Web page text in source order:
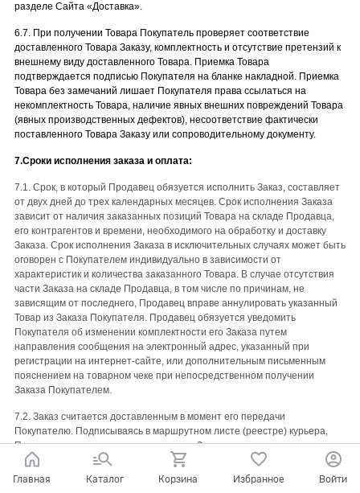
разделе Сайта «Доставка».
6.7. При получении Товара Покупатель проверяет соответствие
доставленного Товара Заказу, комплектность и отсутствие претензий к
внешнему виду доставленного Товара. Приемка Товара
подтверждается подписью Покупателя на бланке накладной. Приемка
Товара без замечаний лишает Покупателя права ссылаться на
некомплектность Товара, наличие явных внешних повреждений Товара
(явных производственных дефектов), несоответствие фактически
поставленного Товара Заказу или сопроводительному документу.
7.Сроки исполнения заказа и оплата:
7.1. Срок, в который Продавец обязуется исполнить Заказ, составляет
от двух дней до трех календарных месяцев. Срок исполнения Заказа
зависит от наличия заказанных позиций Товара на складе Продавца,
его контрагентов и времени, необходимого на обработку и доставку
Заказа. Срок исполнения Заказа в исключительных случаях может быть
оговорен с Покупателем индивидуально в зависимости от
характеристик и количества заказанного Товара. В случае отсутствия
части Заказа на складе Продавца, в том числе по причинам, не
зависящим от последнего, Продавец вправе аннулировать указанный
Товар из Заказа Покупателя. Продавец обязуется уведомить
Покупателя об изменении комплектности его Заказа путем
направления сообщения на электронный адрес, указанный при
регистрации на интернет-сайте, или дополнительным письменным
пояснением на товарном чеке при непосредственном получении
Заказа Покупателем.
7.2. Заказ считается доставленным в момент его передачи
Покупателю. Подписываясь в маршрутном листе (реестре) курьера,
Покупатель подтверждает исполнение Заказа.
7.3. Заказ доставляется Покупателю в Регионы почтовым
отправлением наложенным платежом. В общую стоимость входит
Главная Каталог Корзина Избранное Войти